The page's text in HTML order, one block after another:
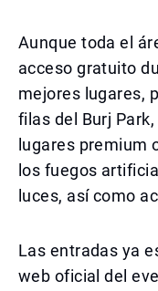
Aunque toda el
acceso gratuito
mejores lugares,
filas del Burj
lugares premium
los fuegos
luces, así como
Las entradas ya
web oficial del